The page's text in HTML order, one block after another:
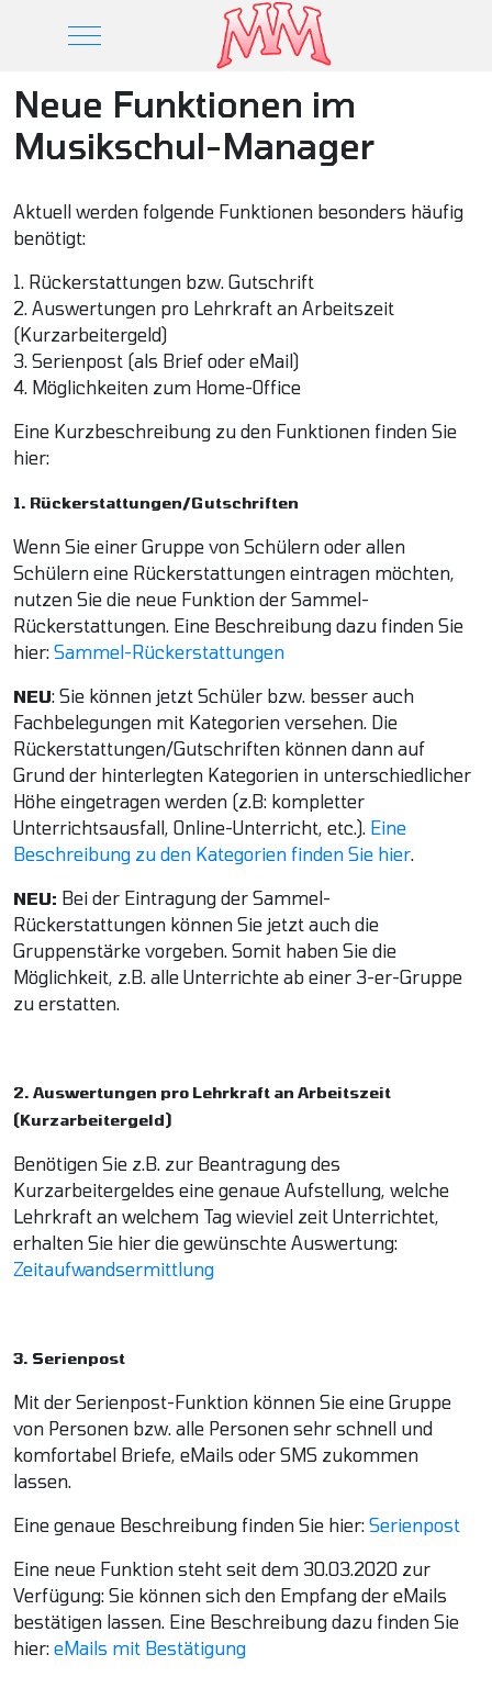
Mobile Menu Toggle
Neue Funktionen im
Musikschul-Manager
Aktuell werden folgende Funktionen besonders häufig
benötigt:
1. Rückerstattungen bzw. Gutschrift
2. Auswertungen pro Lehrkraft an Arbeitszeit
(Kurzarbeitergeld)
3. Serienpost (als Brief oder eMail)
4. Möglichkeiten zum Home-Office
Eine Kurzbeschreibung zu den Funktionen finden Sie
hier:
1. Rückerstattungen/Gutschriften
Wenn Sie einer Gruppe von Schülern oder allen
Schülern eine Rückerstattungen eintragen möchten,
nutzen Sie die neue Funktion der Sammel-
Rückerstattungen. Eine Beschreibung dazu finden Sie
hier: Sammel-Rückerstattungen
NEU: Sie können jetzt Schüler bzw. besser auch
Fachbelegungen mit Kategorien versehen. Die
Rückerstattungen/Gutschriften können dann auf
Grund der hinterlegten Kategorien in unterschiedlicher
Höhe eingetragen werden (z.B: kompletter
Unterrichtsausfall, Online-Unterricht, etc.). Eine
Beschreibung zu den Kategorien finden Sie hier.
NEU: Bei der Eintragung der Sammel-
Rückerstattungen können Sie jetzt auch die
Gruppenstärke vorgeben. Somit haben Sie die
Möglichkeit, z.B. alle Unterrichte ab einer 3-er-Gruppe
zu erstatten.
2. Auswertungen pro Lehrkraft an Arbeitszeit
(Kurzarbeitergeld)
Benötigen Sie z.B. zur Beantragung des
Kurzarbeitergeldes eine genaue Aufstellung, welche
Lehrkraft an welchem Tag wieviel zeit Unterrichtet,
erhalten Sie hier die gewünschte Auswertung:
Zeitaufwandsermittlung
3. Serienpost
Mit der Serienpost-Funktion können Sie eine Gruppe
von Personen bzw. alle Personen sehr schnell und
komfortabel Briefe, eMails oder SMS zukommen
lassen.
Eine genaue Beschreibung finden Sie hier: Serienpost
Eine neue Funktion steht seit dem 30.03.2020 zur
Verfügung: Sie können sich den Empfang der eMails
bestätigen lassen. Eine Beschreibung dazu finden Sie
hier: eMails mit Bestätigung